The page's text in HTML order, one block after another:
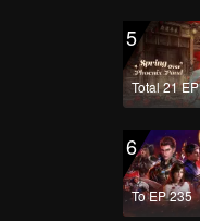
5
Total 21 EP
6
To EP 235